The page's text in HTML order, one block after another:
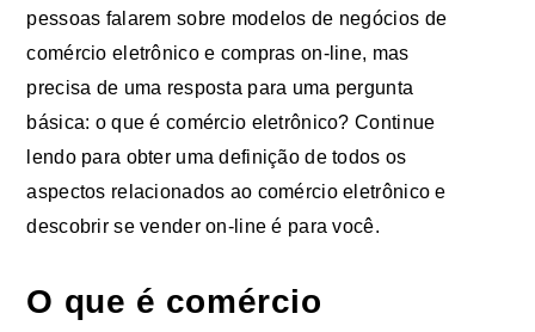
pessoas falarem sobre modelos de negócios de
comércio eletrônico e compras on-line, mas
precisa de uma resposta para uma pergunta
básica: o que é comércio eletrônico? Continue
lendo para obter uma definição de todos os
aspectos relacionados ao comércio eletrônico e
descobrir se vender on-line é para você.
O que é comércio